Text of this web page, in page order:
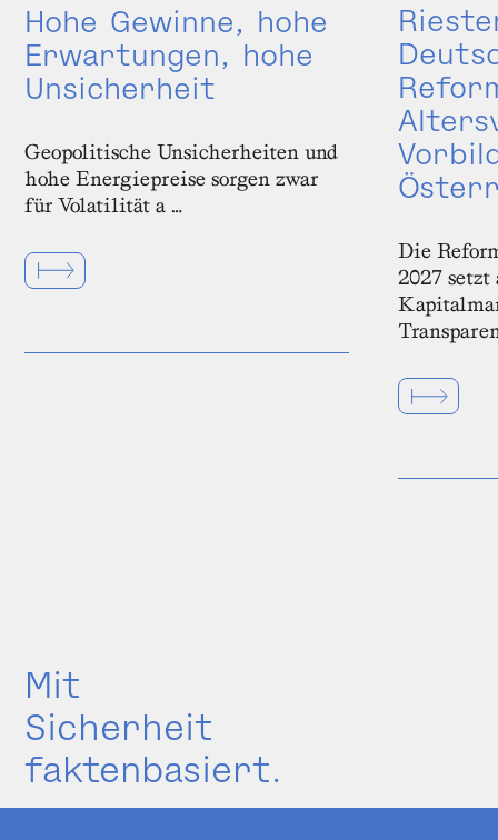
Hohe Gewinne, hohe
Erwartungen, hohe
Unsicherheit
Geopolitische Unsicherheiten und
hohe Energiepreise sorgen zwar
für Volatilität a …
Die
2027
Mit
Sicherheit
faktenbasiert.